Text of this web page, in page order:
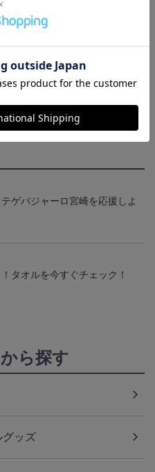
ロ宮崎 グ
ホルダー
ランブル タオルマフラー
2,500円
ゲバジャーロ宮崎を応援しよ
タオルを今すぐチェック！
ら探す
グッズ